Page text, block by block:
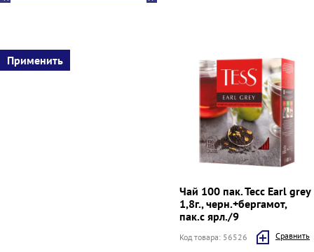
Чай 100 пак. Тесс Earl grey
1,8г., черн.+бергамот,
пак.с ярл./9
Код товара: 56526 Cравнить